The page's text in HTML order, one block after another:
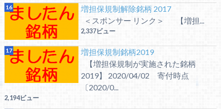
増担保規制解除銘柄 2017
＜スポンサー リンク＞ 【増担...
2,337ビュー
増担保規制銘柄2019
【増担保規制が実施された銘柄
2019】 2020/04/02 寄付時点
〔2020/0...
2,194ビュー